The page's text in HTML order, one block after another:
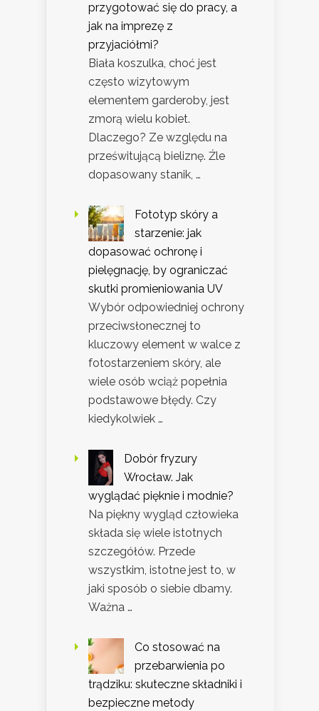
przygotować się do pracy, a
jak na imprezę z
przyjaciółmi?
Biała koszulka, choć jest
często wizytowym
elementem garderoby, jest
zmorą wielu kobiet.
Dlaczego? Ze względu na
prześwitującą bieliznę. Źle
dopasowany stanik, …
Fototyp skóry a
starzenie: jak
dopasować ochronę i
pielęgnację, by ograniczać
skutki promieniowania UV
Wybór odpowiedniej ochrony
przeciwsłonecznej to
kluczowy element w walce z
fotostarzeniem skóry, ale
wiele osób wciąż popełnia
podstawowe błędy. Czy
kiedykolwiek …
Dobór fryzury
Wrocław. Jak
wyglądać pięknie i modnie?
Na piękny wygląd człowieka
składa się wiele istotnych
szczegółów. Przede
wszystkim, istotne jest to, w
jaki sposób o siebie dbamy.
Ważna …
Co stosować na
przebarwienia po
trądziku: skuteczne składniki i
bezpieczne metody